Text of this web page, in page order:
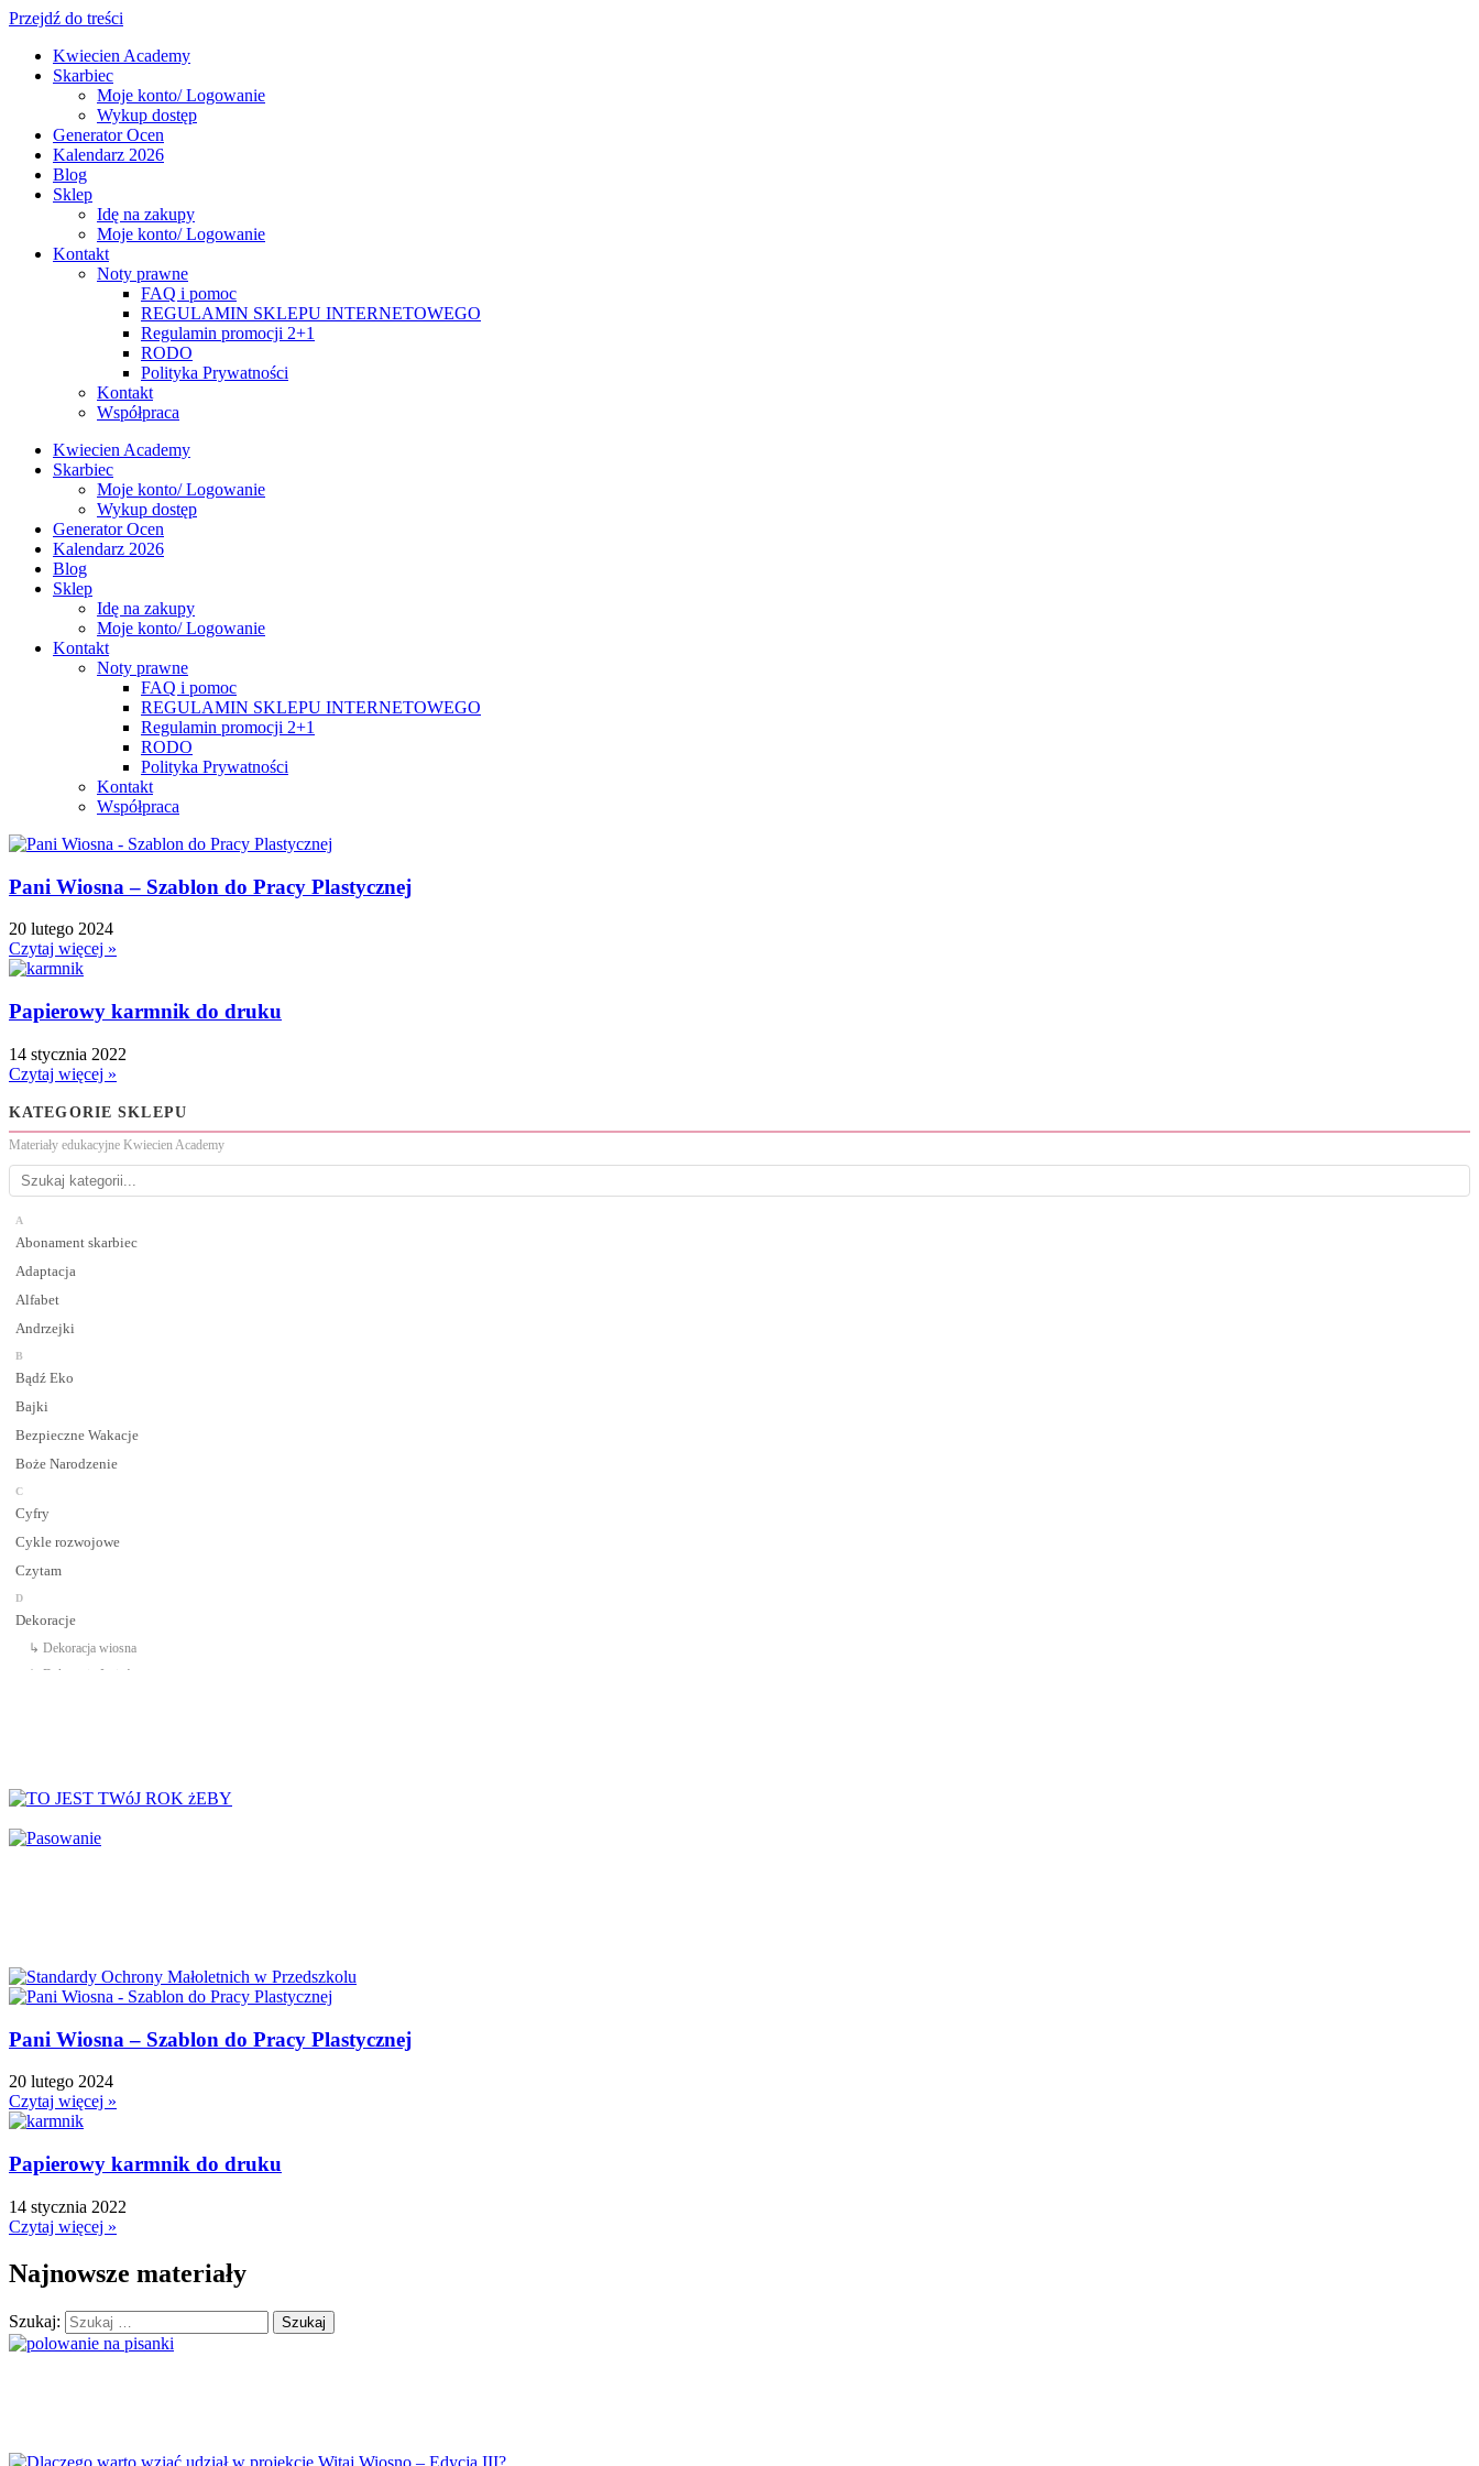
Przejdź do treści
Kwiecien Academy
Skarbiec
Moje konto/ Logowanie
Wykup dostęp
Generator Ocen
Kalendarz 2026
Blog
Sklep
Idę na zakupy
Moje konto/ Logowanie
Kontakt
Noty prawne
FAQ i pomoc
REGULAMIN SKLEPU INTERNETOWEGO
Regulamin promocji 2+1
RODO
Polityka Prywatności
Kontakt
Współpraca
Kwiecien Academy
Skarbiec
Moje konto/ Logowanie
Wykup dostęp
Generator Ocen
Kalendarz 2026
Blog
Sklep
Idę na zakupy
Moje konto/ Logowanie
Kontakt
Noty prawne
FAQ i pomoc
REGULAMIN SKLEPU INTERNETOWEGO
Regulamin promocji 2+1
RODO
Polityka Prywatności
Kontakt
Współpraca
Pani Wiosna – Szablon do Pracy Plastycznej
20 lutego 2024
Czytaj więcej »
Papierowy karmnik do druku
14 stycznia 2022
Czytaj więcej »
KATEGORIE SKLEPU
Materiały edukacyjne Kwiecien Academy
A
Abonament skarbiec
Adaptacja
Alfabet
Andrzejki
B
Bądź Eko
Bajki
Bezpieczne Wakacje
Boże Narodzenie
C
Cyfry
Cykle rozwojowe
Czytam
D
Dekoracje
↳ Dekoracja wiosna
↳ Dekoracje Jesień
Dinozaury
Dni Tygodnia
Dzień Bezpiecznego Internetu
Dzień Chłopaka
Dzień Dziadka
Dzień Dziewczynek
Dzień Dyni
Dzień Kobiet
Dzień Kolorowej Skarpetki
Dzień Kota
Dzień kropki
Dzień Mamy i Taty
Dzień Nauczyciela
Pani Wiosna – Szablon do Pracy Plastycznej
20 lutego 2024
Czytaj więcej »
Papierowy karmnik do druku
14 stycznia 2022
Czytaj więcej »
Najnowsze materiały
Szukaj: